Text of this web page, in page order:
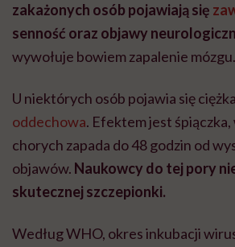
zakażonych osób pojawiają się
senność oraz objawy
wywołuje bowiem zapalenie mózgu.
U niektórych osób pojawia się ciężka
oddechowa. Efektem jest
chorych zapada do 48 godzin od
objawów. Naukowcy do tej pory
skutecznej szczepionki.
Według WHO, okres inkubacji